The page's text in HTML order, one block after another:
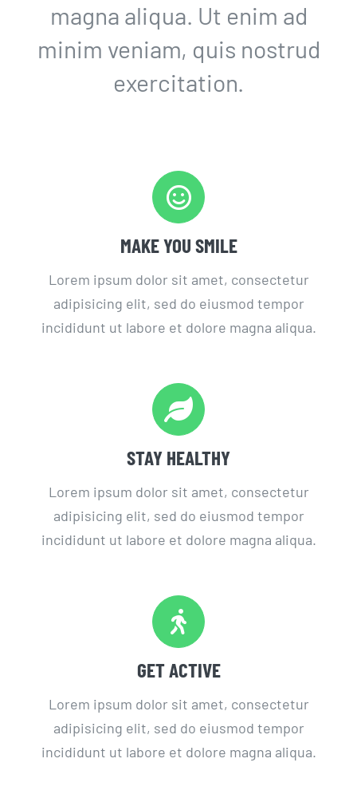
magna aliqua. Ut enim ad
minim veniam, quis nostrud
exercitation.
MAKE YOU SMILE
Lorem ipsum dolor sit amet, consectetur
adipisicing elit, sed do eiusmod tempor
incididunt ut labore et dolore magna aliqua.
STAY HEALTHY
Lorem ipsum dolor sit amet, consectetur
adipisicing elit, sed do eiusmod tempor
incididunt ut labore et dolore magna aliqua.
GET ACTIVE
Lorem ipsum dolor sit amet, consectetur
adipisicing elit, sed do eiusmod tempor
incididunt ut labore et dolore magna aliqua.